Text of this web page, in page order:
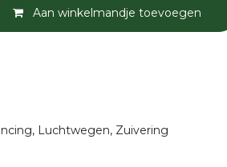
Aan winkelmandje toevoegen
Luchtwegen, Zuivering